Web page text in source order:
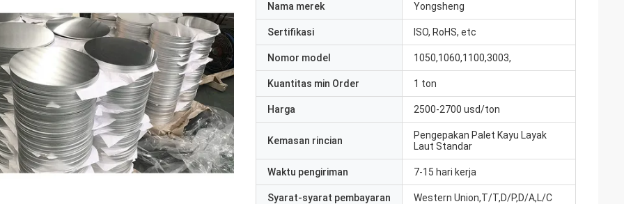
Nama merek Yongsheng
Sertifikasi ISO, RoHS, etc
Nomor model 1050,1060,1100,3003,
Kuantitas min Order 1 ton
Harga 2500-2700 usd/ton
Kemasan rincian
Pengepakan Palet Kayu Layak
Laut Standar
Waktu pengiriman 7-15 hari kerja
Syarat-syarat pembayaran Western Union,T/T,D/P,D/A,L/C